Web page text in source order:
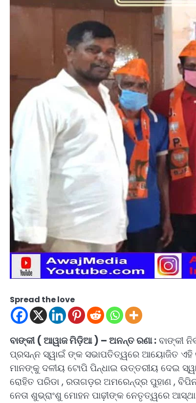
Spread the love
ବାଙ୍କୀ ( ଆୱାଜ ମିଡ଼ିଆ ) – ଅନନ୍ତ ରଣା :ବାଙ୍କୀ
ପ୍ରସନ୍ନ ସ୍ୱାଇଁ ଙ୍କ ସଭାପତିତ୍ୱରେ ଆୟୋଜିତ ଏହି
ମାନଙ୍କୁ ଦଳୀୟ ଟୋପି ପିନ୍ଧାଇ ଉତ୍ତରୀୟ ଦେଇ
ରୋହିତ ପରିଡା , ରତାଗଡ଼ର ଅମରେନ୍ଦ୍ର ପୁହାଣ ,
ନେତା ଶୁଭ୍ରାଂଶୁ ମୋହନ ପାଢ଼ୀଙ୍କ ନେତୃତ୍ୱରେ